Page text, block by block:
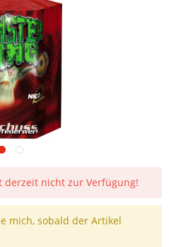
derzeit nicht zur Verfügung!
mich, sobald der Artikel